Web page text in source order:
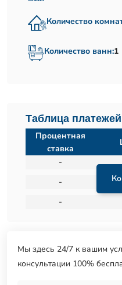
Количество
Количество ванн:1
Таблица платежей
Процентная
ставка
-
-
-
Мы здесь 24/7 к вашим
консультации 100%